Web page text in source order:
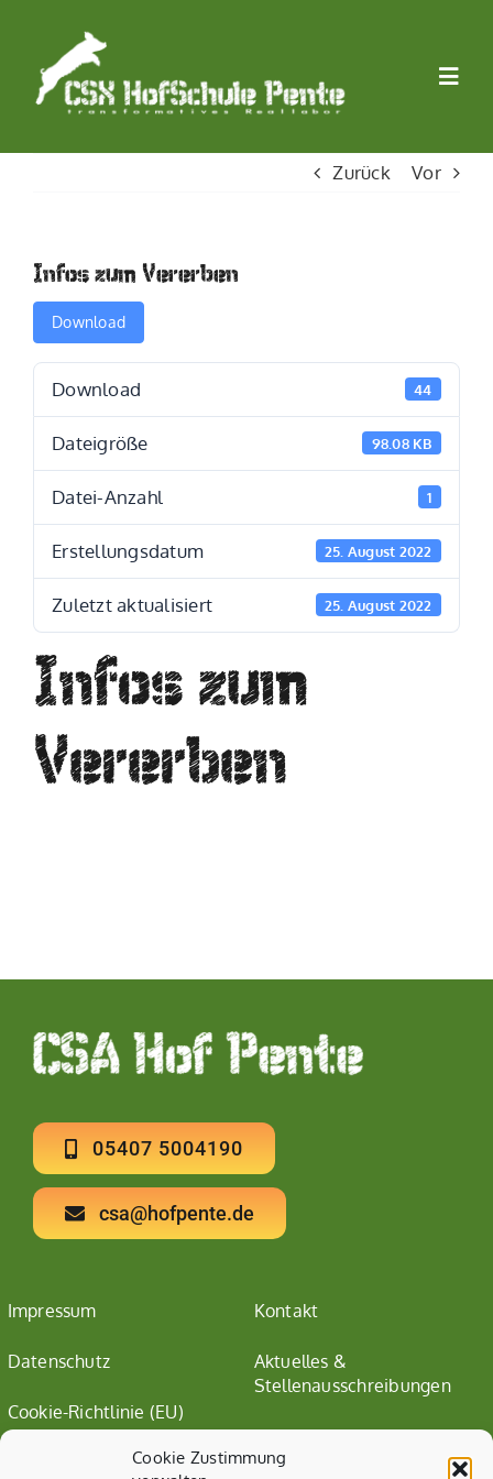
Cookie Zustimmung
springen
WIRTSCHAFT
LERNEN
STIFTUNG
Zurück Vor
Infos zum Vererben
Download
Download 44
Dateigröße 98.08 KB
Datei-Anzahl 1
Erstellungsdatum 25. August 2022
Zuletzt aktualisiert 25. August 2022
Infos zum
Vererben
05407 5004190
csa@hofpente.de
Impressum
Datenschutz
Cookie-Richtlinie (EU)
Kontakt
Aktuelles &
Stellenausschreibungen